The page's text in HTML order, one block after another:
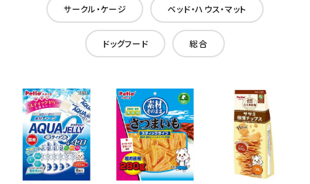
サークル・ケージ ベッド・ハウス・マット
ドッグフード 総合